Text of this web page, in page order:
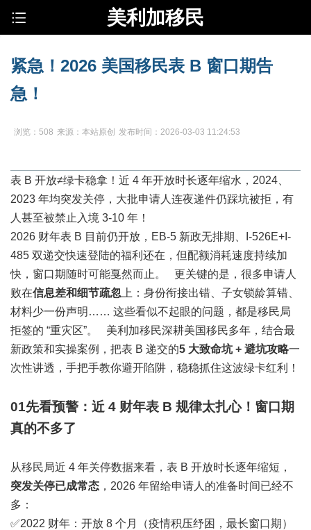
美利加移民
紧急！2026 美国移民表 B 窗口期告
急！
浏览：508 来源：本站原创 发布时间：2026-03-03 11:24:53
表 B 开放≠绿卡稳拿！近 4 年开放时长逐年缩水，2024、
2023 年均突发关停，大批申请人连夜递件仍踩坑被拒，有
人甚至被禁止入境 3-10 年！
2026 财年表 B 目前仍开放，EB-5 新政无排期、I-526E+I-
485 双递交快速登陆的福利还在，但配额消耗速度持续加
快，窗口期随时可能戛然而止。 更关键的是，很多申请人
败在信息差和细节疏忽 上：身份衔接出错、子女锁龄算错、
材料少一份声明…… 这些看似不起眼的问题，都是移民局
拒签的 “重灾区”。 美利加移民深耕美国移民多年，结合最
新政策和实操案例，把表 B 递交的5 大致命坑 + 避坑攻略一
次性讲透，手把手教你避开陷阱，稳稳抓住这波绿卡红利！
01先看预警：近 4 财年表 B 规律太扎心！ 窗口期
真的不多了
从移民局近 4 年关停数据来看，表 B 开放时长逐年缩短，
突发关停已成常态 ，2026 年留给申请人的准备时间已经不
多：
✅2022 财年：开放 8 个月（疫情积压纾困，最长窗口期）